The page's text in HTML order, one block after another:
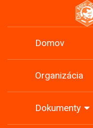
Domov
Organizácia
Dokumenty